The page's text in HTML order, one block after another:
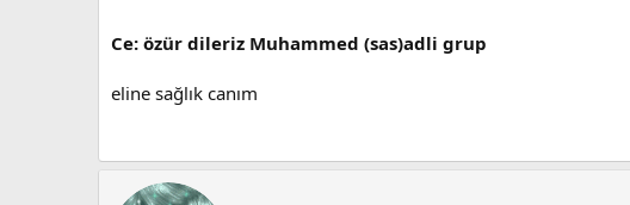
Ce: özür dileriz Muhammed (sas)adli grup
eline sağlık canım